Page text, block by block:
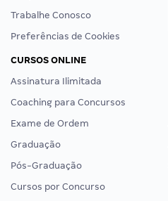
Trabalhe Conosco
Preferências de Cookies
CURSOS ONLINE
Assinatura Ilimitada
Coaching para Concursos
Exame de Ordem
Graduação
Pós-Graduação
Cursos por Concurso